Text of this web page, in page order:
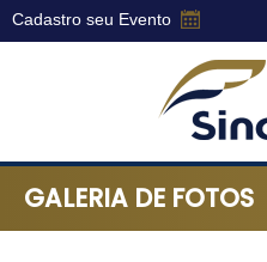
Cadastro seu Evento
-
Sindicato
GALERIA DE FOTOS